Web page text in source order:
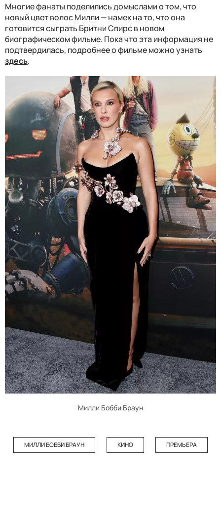
Многие фанаты поделились домыслами о том, что
новый цвет волос Милли — намек на то, что она
готовится сыграть Бритни Спирс в новом
биографическом фильме. Пока что эта информация не
подтвердилась, подробнее о фильме можно узнать
здесь.
Милли Бобби Браун
МИЛЛИ БОББИ БРАУН КИНО ПРЕМЬЕРА